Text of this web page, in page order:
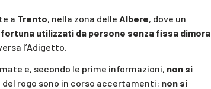
a Trento, nella zona delle Albere, dove un
fortuna utilizzati da persone senza fissa dimora
l’Adigetto.
e, secondo le prime informazioni, non si
del rogo sono in corso accertamenti: non si